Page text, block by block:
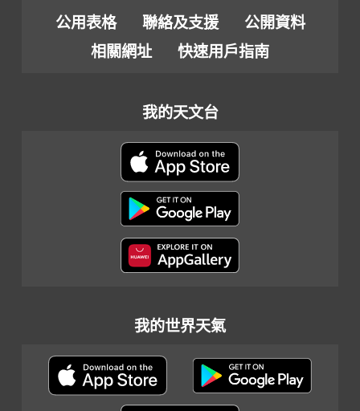
公用表格 聯絡及支援
公開資料
相關網址
快速用戶指南
我的天文台
我的世界天氣